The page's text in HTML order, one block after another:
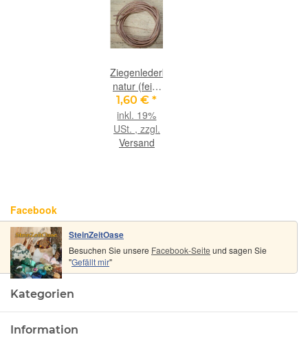
Ziegenlederband
natur (fein-
weich), ca.
1,4 mm
Durchm.,
ca. 1 m
1,60 €*
inkl. 19%
USt. , zzgl.
Versand
Facebook
SteinZeitOase
Besuchen Sie unsere Facebook-Seite und sagen Sie
"Gefällt mir"
Kategorien
Information